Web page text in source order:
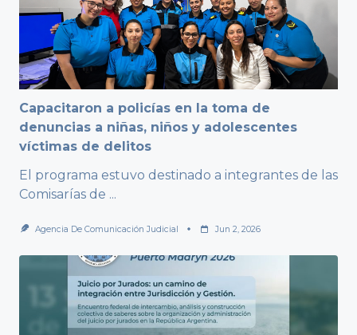
Capacitaron a policías en la toma de
denuncias a niñas, niños y adolescentes
víctimas de delitos
El programa estuvo destinado a integrantes de las
Comisarías de ...
Agencia De Comunicación Judicial Jun 2, 2026